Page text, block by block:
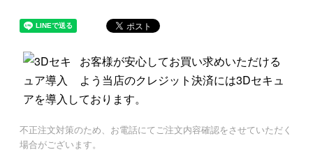
お客様が安心してお買い求めいただける
よう当店のクレジット決済には3Dセキュ
アを導入しております。
不正注文対策のため、お電話にてご注文内容確認をさせていただく
場合がございます。